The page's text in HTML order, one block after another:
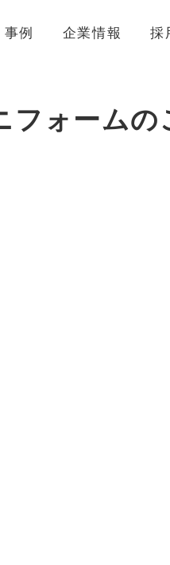
例 企業情報 採
フォームの